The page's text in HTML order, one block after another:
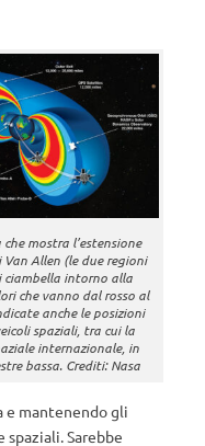
mostra l’estensione
Van Allen (le due regioni
ciambella intorno alla
che vanno dal rosso al
anche le posizioni
spaziali, tra cui la
internazionale, in
bassa. Crediti: Nasa
e mantenendo gli
Sarebbe